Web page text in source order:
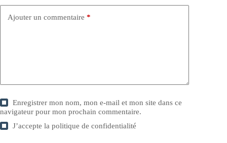
Ajouter un commentaire *
Enregistrer mon nom, mon e-mail et mon site dans ce
navigateur pour mon prochain commentaire.
J’accepte lapolitique de confidentialité